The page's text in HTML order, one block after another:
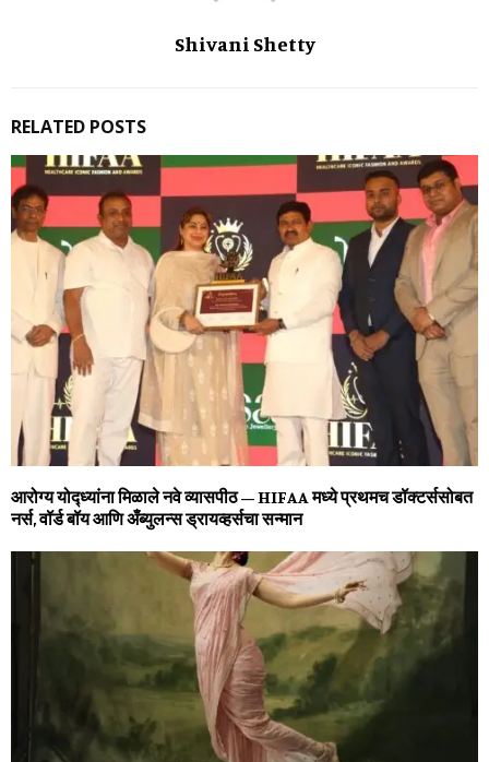
Shivani Shetty
RELATED POSTS
आरोग्य योद्ध्यांना मिळाले नवे व्यासपीठ – HIFAA मध्ये प्रथमच डॉक्टर्ससोबत
नर्स, वॉर्ड बॉय आणि अँब्युलन्स ड्रायव्हर्सचा सन्मान